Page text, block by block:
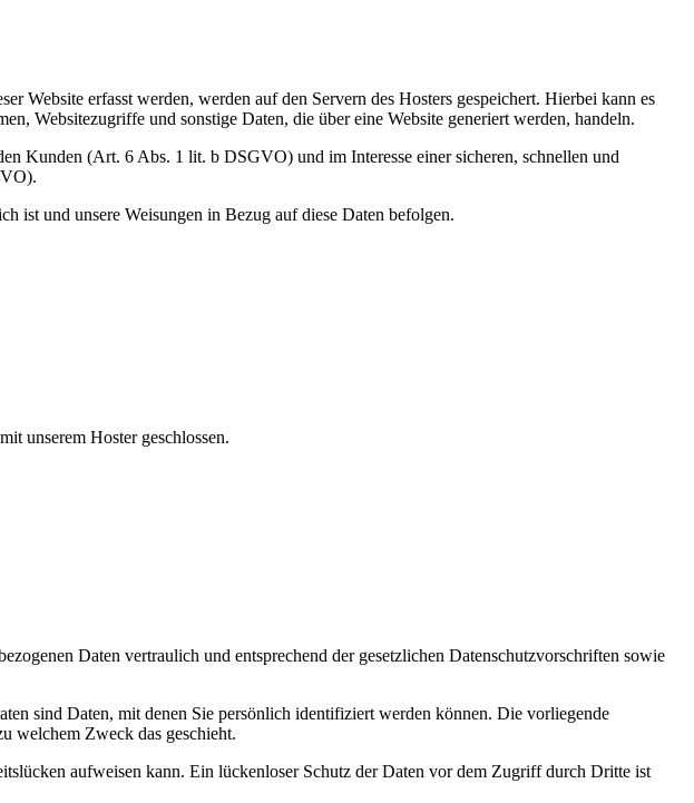
Website erfasst werden, werden auf den Servern des Hosters gespeichert. Hierbei kann es
Websitezugriffe und sonstige Daten, die über eine Website generiert werden, handeln.
Kunden (Art. 6 Abs. 1 lit. b DSGVO) und im Interesse einer sicheren, schnellen und
ist und unsere Weisungen in Bezug auf diese Daten befolgen.
unserem Hoster geschlossen.
Daten vertraulich und entsprechend der gesetzlichen Datenschutzvorschriften sowie
sind Daten, mit denen Sie persönlich identifiziert werden können. Die vorliegende
welchem Zweck das geschieht.
aufweisen kann. Ein lückenloser Schutz der Daten vor dem Zugriff durch Dritte ist